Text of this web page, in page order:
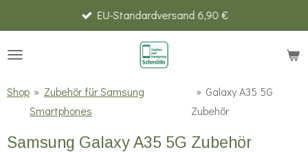
Hauptinhalt
springen
EU-Standardversand 6,90 €
Shop » Zubehör für Samsung
Smartphones
» Galaxy A35 5G
Zubehör
Samsung Galaxy A35 5G Zubehör